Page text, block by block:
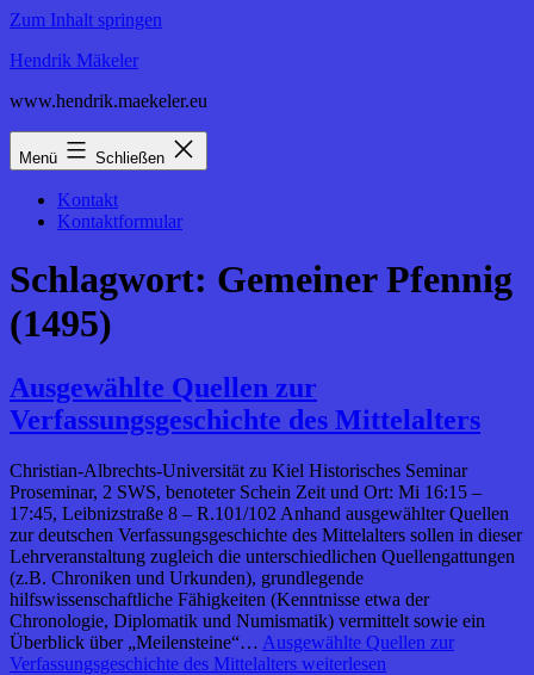
Zum Inhalt springen
Hendrik Mäkeler
www.hendrik.maekeler.eu
Menü Schließen
Kontakt
Kontaktformular
Schlagwort: Gemeiner Pfennig
(1495)
Ausgewählte Quellen zur
Verfassungsgeschichte des Mittelalters
Christian-Albrechts-Universität zu Kiel Historisches Seminar
Proseminar, 2 SWS, benoteter Schein Zeit und Ort: Mi 16:15 –
17:45, Leibnizstraße 8 – R.101/102 Anhand ausgewählter Quellen
zur deutschen Verfassungsgeschichte des Mittelalters sollen in dieser
Lehrveranstaltung zugleich die unterschiedlichen Quellengattungen
(z.B. Chroniken und Urkunden), grundlegende
hilfswissenschaftliche Fähigkeiten (Kenntnisse etwa der
Chronologie, Diplomatik und Numismatik) vermittelt sowie ein
Überblick über „Meilensteine“… Ausgewählte Quellen zur
Verfassungsgeschichte des Mittelalters weiterlesen